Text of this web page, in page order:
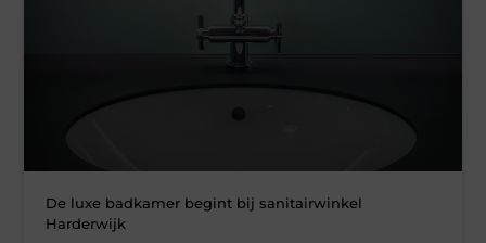
De luxe badkamer begint bij sanitairwinkel
Harderwijk